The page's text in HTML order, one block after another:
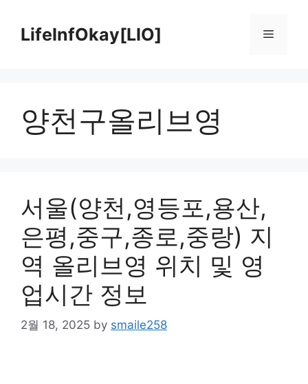
contentLifeInfOkay[LIO] Menu
양천구올리브영
서울(양천,영등포,용산,
은평,중구,종로,중랑) 지
역 올리브영 위치 및 영
업시간 정보
2월 18, 2025 by smaile258